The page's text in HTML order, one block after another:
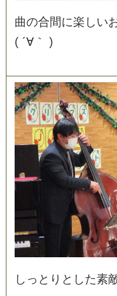
曲の合間 に楽 しい
( ´∀ ｀ )
し っ と り と した素